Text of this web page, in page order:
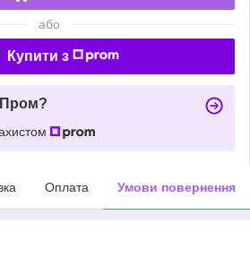
або
Купити з
Пром?
Оплата Умови повернення